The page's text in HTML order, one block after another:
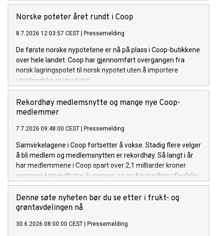
samarbeid mellom offentlig og privat sektor og en sterk
beredskapskultur.
Norske poteter året rundt i Coop
8.7.2026 12:03:57 CEST Pressemelding
De første norske nypotetene er nå på plass i Coop-butikkene
over hele landet. Coop har gjennomført overgangen fra
norsk lagringspotet til norsk nypotet uten å importere
utenlandske matpoteter.
Rekordhøy medlemsnytte og mange nye Coop-
medlemmer
7.7.2026 09:48:00 CEST Pressemelding
Samvirkelagene i Coop fortsetter å vokse. Stadig flere velger
å bli medlem og medlemsnytten er rekordhøy. Så langt i år
har medlemmene i Coop spart over 2,1 milliarder kroner
gjennom kjøpeutbytte, kuponger og andre medlemsfordeler.
Denne søte nyheten bør du se etter i frukt- og
grøntavdelingen nå
30.6.2026 08:00:00 CEST Pressemelding